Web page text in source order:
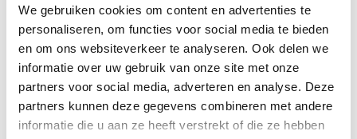
We gebruiken cookies om content en advertenties te
personaliseren, om functies voor social media te bieden
en om ons websiteverkeer te analyseren. Ook delen we
informatie over uw gebruik van onze site met onze
partners voor social media, adverteren en analyse. Deze
partners kunnen deze gegevens combineren met andere
informatie die u aan ze heeft verstrekt of die ze hebben
improve their strength, flexibility and body awareness, while
we work together on self-confidence and balance. I create a
safe, positive atmosphere in which you dare to push your
boundaries and discover your full potential. Together we
build a strong, energetic and confident life!